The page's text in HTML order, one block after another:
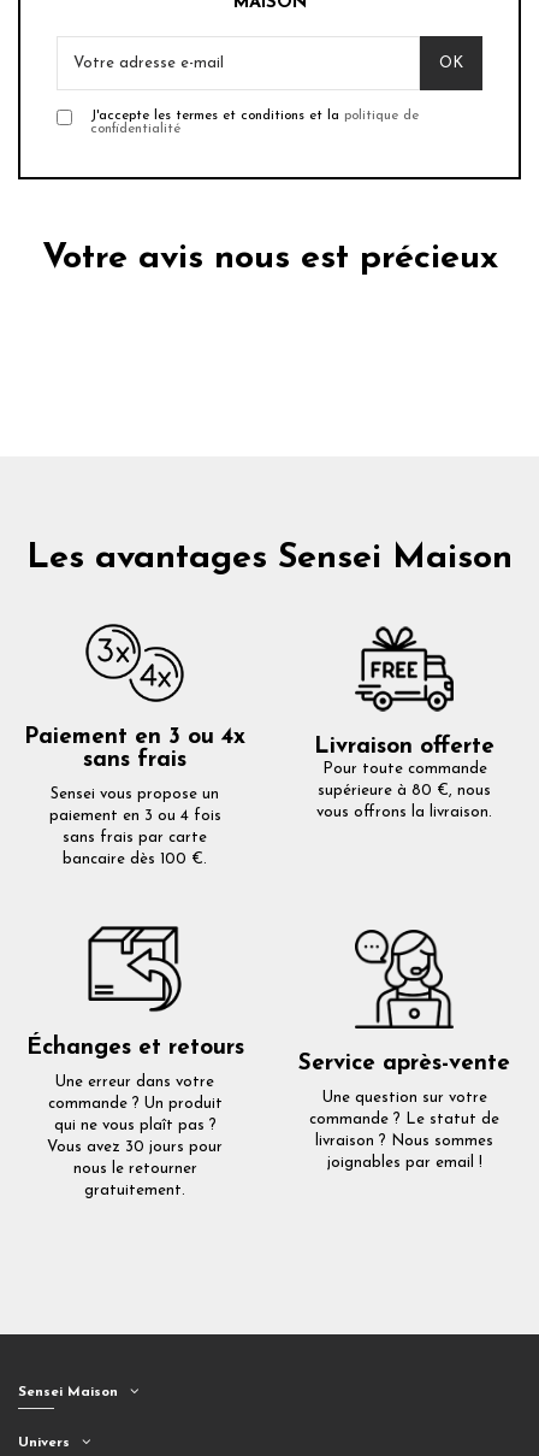
J'accepte les termes et conditions et la politique de
confidentialité
Votre avis nous est précieux
Les avantages Sensei Maison
Paiement en 3 ou 4x
sans frais
Sensei vous propose un
paiement en 3 ou 4 fois
sans frais par carte
bancaire dès 100 €.
Livraison offerte
Pour toute commande
supérieure à 80 €, nous
vous offrons la livraison.
Échanges et retours
Une erreur dans votre
commande ? Un produit
qui ne vous plaît pas ?
Vous avez 30 jours pour
nous le retourner
gratuitement.
Service après-vente
Une question sur votre
commande ? Le statut de
livraison ? Nous sommes
joignables par email !
Sensei Maison
Univers